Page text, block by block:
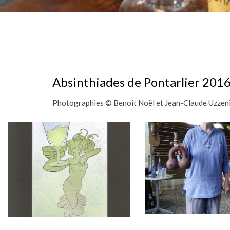
Absinthiades de Pontarlier
Photographies © Benoît Noël et Jean-Claude